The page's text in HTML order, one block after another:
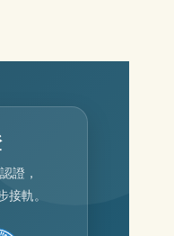
證，
軌。